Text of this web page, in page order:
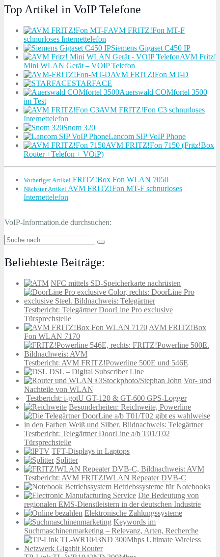
Top Artikel in VoIP Telefone
AVM FRITZ!Fon MT-F
schnurloses Internettelefon
Siemens Gigaset C450 IP
AVM Fritz!
Mini WLAN Gerät – VOIP Telefon
AVM FRITZ!Fon MT-D
STARFACE
Auerswald COMfortel 3500
im Test
AVM FRITZ!Fon C3 schnurloses
Internettelefon
Snom 320
Lancom SIP VoIP Phone
AVM FRITZ!Fon 7150 (Fritz!Box
Router +Telefon + VOiP)
Vorheriger Artikel FRITZ!Box Fon WLAN 7050
Nächster Artikel AVM FRITZ!Fon MT-F schnurloses
Internettelefon
VoIP-Information.de durchsuchen:
Beliebteste Beiträge:
NFC mittels SD-Speicherkarte nachrüsten
Testbericht: Telegärtner DoorLine Pro exclusive
Türsprechstelle
AVM FRITZ!Box
Fon WLAN 7170
Testbericht: AVM FRITZ!Powerline 500E und 546E
DSL – Digital Subscriber Line
Vor- und
Nachteile von WLAN
Testbericht: i-gotU GT-120 & GT-600 GPS-Logger
Besonderheiten: Reichweite, Powerline
Testbericht: Telegärtner DoorLine a/b T01/T02
Türsprechstelle
TFT-Displays in Laptops
Splitter
Testbericht: AVM FRITZ!WLAN Repeater DVB-C
Betriebssysteme für Notebooks
Die Bedeutung von
regionalen EMS-Dienstleistern in der deutschen Industrie
Elektronische Zahlungssysteme
Keywords im
Suchmaschinenmarketing – Relevanz, Arten, Recherche